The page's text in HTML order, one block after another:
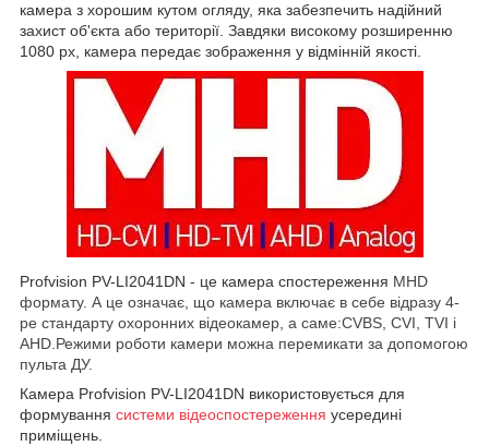
камера з хорошим кутом огляду, яка забезпечить надійний
захист об'єкта або території. Завдяки високому розширенню
1080 рх, камера передає зображення у відмінній якості.
Profvision PV-LI2041DN - це камера спостереження MHD
формату. А це означає, що камера включає в себе відразу 4-
ре стандарту охоронних відеокамер, а саме:CVBS, CVI, TVI і
AHD.Режими роботи камери можна перемикати за допомогою
пульта ДУ.
Камера Profvision PV-LI2041DN використовується для
формування системи відеоспостереження усередині
приміщень.